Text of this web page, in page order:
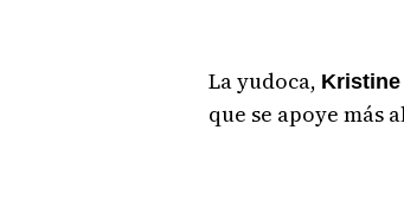
La yudoca,
que se apoye más